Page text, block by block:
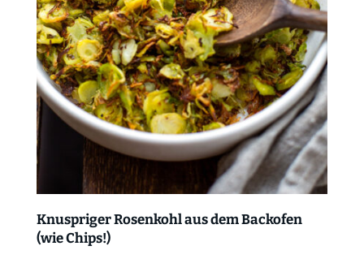
Knuspriger Rosenkohl aus dem Backofen
(wie Chips!)